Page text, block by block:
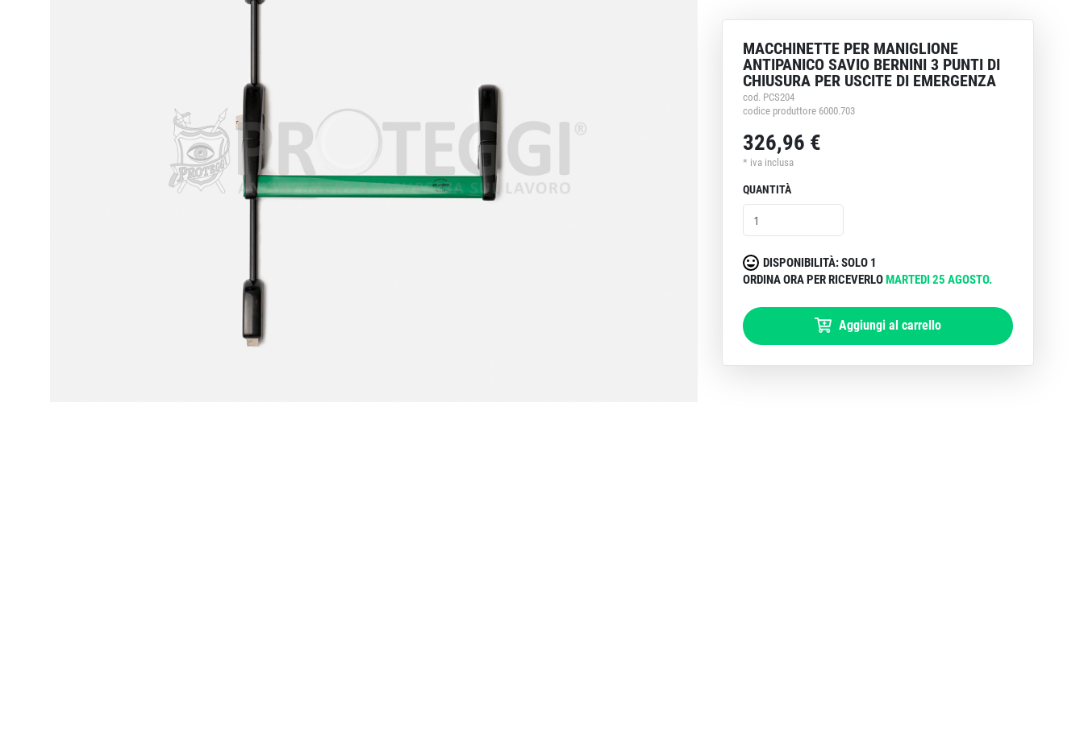
MACCHINETTE PER MANIGLIONE
ANTIPANICO SAVIO BERNINI 3 PUNTI DI
CHIUSURA PER USCITE DI EMERGENZA
cod. PCS204
codice produttore 6000.703
326,96 €
* iva inclusa
QUANTITÀ
DISPONIBILITÀ: SOLO 1
ORDINA ORA PER RICEVERLOMARTEDI 25 AGOSTO.
Aggiungi al carrello